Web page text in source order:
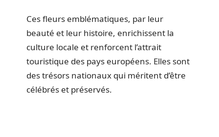
Ces fleurs emblématiques, par leur
beauté et leur histoire, enrichissent la
culture locale et renforcent l’attrait
touristique des pays européens. Elles sont
des trésors nationaux qui méritent d’être
célébrés et préservés.